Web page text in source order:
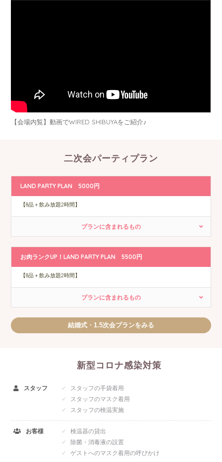
【会場内覧】動画でWIRED SHIBUYAをご紹介♪
二次会パーティプラン
LAND PARTY PLAN 5000円
【8品＋飲み放題2時間】
プランに含まれるもの
お肉ランクUP！LAND PARTY PLAN 5500円
【8品＋飲み放題2時間】
プランに含まれるもの
結婚式・1.5次会プランをみる
新型コロナ感染対策
スタッフ
スタッフの手袋着用
スタッフのマスク着用
スタッフの検温実施
お客様
検温器の貸出
除菌・消毒液の設置
ゲストへのマスク着用の呼びかけ